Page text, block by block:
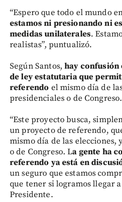
“Espero que todo el mundo
estamos ni presionando ni
medidas unilaterales.
realistas”, puntualizó.
Según Santos,hay
de ley estatutaria que
referendo el mismo día de
presidenciales o de Congreso.
“Este proyecto busca,
un proyecto de referendo,
mismo día de las elecciones,
o de Congreso. La gente ha
referendo ya está en
un seguro que estamos
que tener si logramos llegar
Presidente.